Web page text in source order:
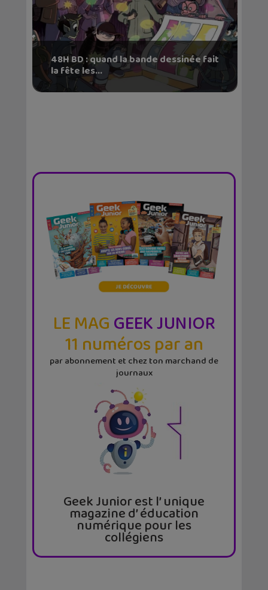
48H BD : quand la bande dessinée fait
la fête les...
LE MAGGEEK JUNIOR
11 numéros par an
par abonnement et chez ton marchand de
journaux
Geek Junior est l’ unique
magazine d’ éducation
numérique pour les
collégiens